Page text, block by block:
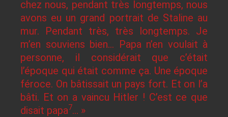
chez nous, pendant très longtemps, nous
avons eu un grand portrait de Staline au
mur. Pendant très, très longtemps. Je
m’en souviens bien… Papa n’en voulait à
personne, il considérait que c’était
l’époque qui était comme ça. Une époque
féroce. On bâtissait un pays fort. Et on l’a
bâti. Et on a vaincu Hitler ! C’est ce que
disait papa7… »